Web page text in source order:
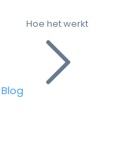
Blog
Hoe het werkt